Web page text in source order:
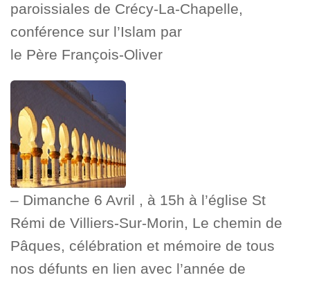
paroissiales de Crécy-La-Chapelle,
conférence sur l’Islam par
le Père François-Oliver
– Dimanche 6 Avril , à 15h à l’église St
Rémi de Villiers-Sur-Morin, Le chemin de
Pâques, célébration et mémoire de tous
nos défunts en lien avec l’année de